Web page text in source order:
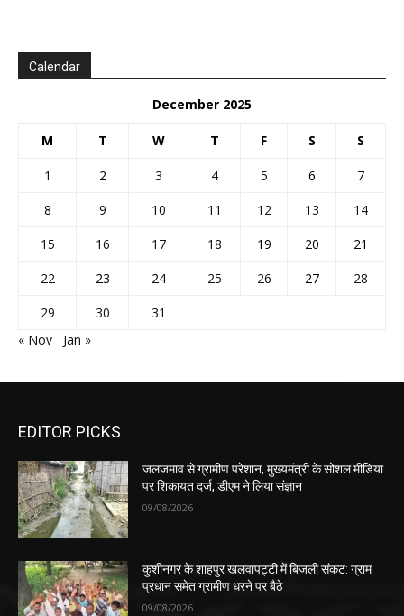
Calendar
December 2025
M T W T F S S
1 2 3 4 5 6
7
8
9 10 11 12 13
14
15
16 17 18 19 20
21
22
23 24 25 26 27
28
29
30
31
« Nov
Jan »
EDITOR PICKS
जलजमाव से ग्रामीण परेशान, मुख्यमंत्री के सोशल मीडिया
पर शिकायत दर्ज, डीएम ने लिया संज्ञान
09/08/2026
कुशीनगर के शाहपुर खलवापट्टी में बिजली संकट: ग्राम
प्रधान समेत ग्रामीण धरने पर बैठे
09/08/2026